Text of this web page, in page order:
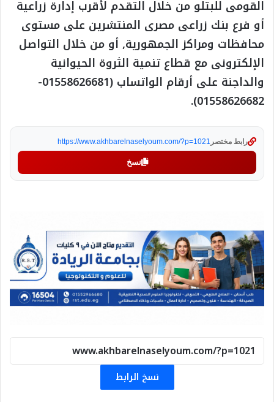
القومى للبتلو من خلال التقدم لأقرب إدارة زراعية
أو فرع بنك زراعى مصرى المنتشرين على مستوى
محافظات ومراكز الجمهورية, أو من خلال التواصل
الإلكترونى مع قطاع تنمية الثروة الحيوانية
والداجنة على أرقام الواتساب (01558626681-
01558626682).
رابط مختصر https://www.akhbarelnaselyoum.com/?p=1021
نسخ
نسخ الرابط